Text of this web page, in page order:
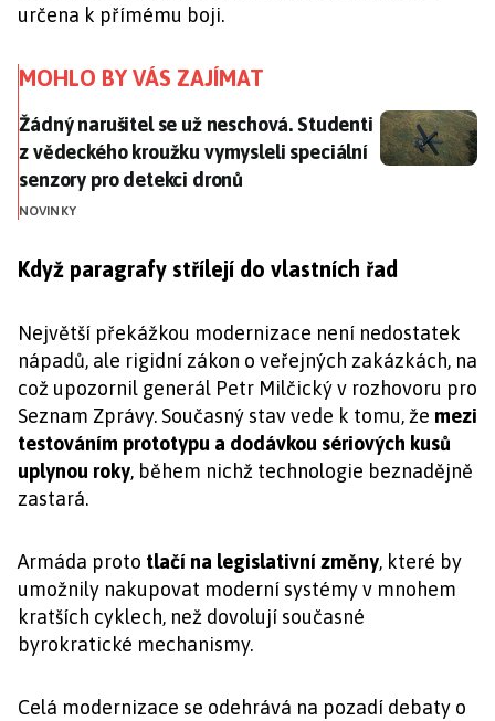
určena k přímému boji.
MOHLO BY VÁS ZAJÍMAT
Žádný narušitel se už neschová. Studenti z
Žádný narušitel se už neschová. Studenti
z vědeckého kroužku vymysleli speciální
senzory pro detekci dronů
NOVINKY
Když paragrafy střílejí do vlastních řad
Největší překážkou modernizace není nedostatek
nápadů, ale rigidní zákon o veřejných zakázkách, na
což upozornil generál Petr Milčický v rozhovoru pro
Seznam Zprávy. Současný stav vede k tomu, že mezi
testováním prototypu a dodávkou sériových kusů
uplynou roky, během nichž technologie beznadějně
zastará.
Armáda proto tlačí na legislativní změny, které by
umožnily nakupovat moderní systémy v mnohem
kratších cyklech, než dovolují současné
byrokratické mechanismy.
Celá modernizace se odehrává na pozadí debaty o